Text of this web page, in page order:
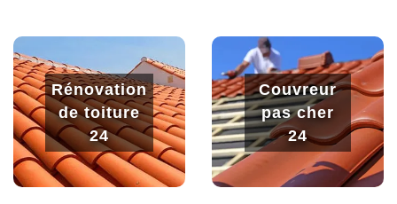
Rénovation
de toiture
24
Couvreur
pas cher
24